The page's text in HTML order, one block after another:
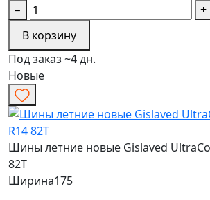
−
+
В корзину
Под заказ ~4 дн.
Новые
Шины летние новые Gislaved
82T
Ширина175